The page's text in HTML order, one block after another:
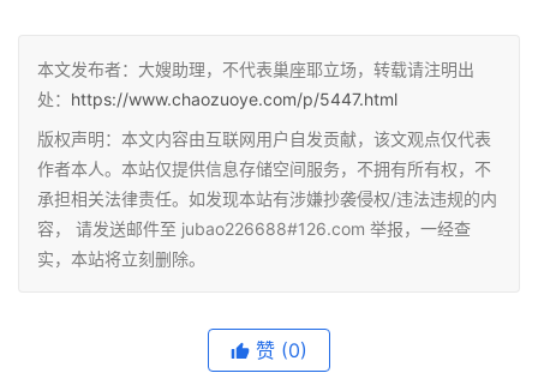
本文发布者：大嫂助理，不代表巢座耶立场，转载请注明出
处： https://www.chaozuoye.com/p/5447.html
版权声明：本文内容由互联网用户自发贡献，该文观点仅代表
作者本人。本站仅提供信息存储空间服务，不拥有所有权，不
承担相关法律责任。如发现本站有涉嫌抄袭侵权/违法违规的内
容， 请发送邮件至 jubao226688#126.com 举报，一经查
实，本站将立刻删除。
赞 (0)